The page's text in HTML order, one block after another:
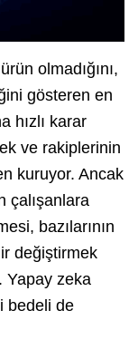
olmadığını,
gösteren en
hızlı karar
ve rakiplerinin
kuruyor. Ancak
çalışanlara
bazılarının
değiştirmek
Yapay zeka
bedeli de